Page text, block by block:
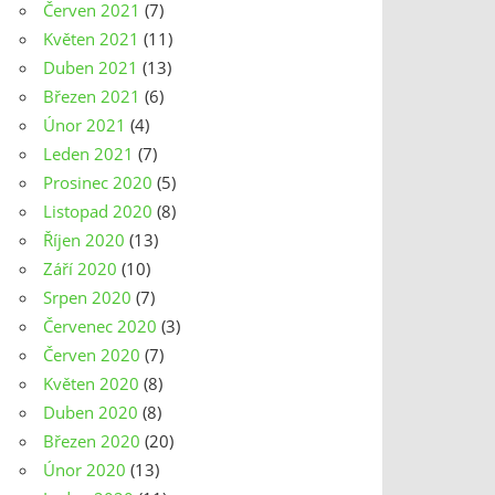
Červen 2021 (7)
Květen 2021 (11)
Duben 2021 (13)
Březen 2021 (6)
Únor 2021 (4)
Leden 2021 (7)
Prosinec 2020 (5)
Listopad 2020 (8)
Říjen 2020 (13)
Září 2020 (10)
Srpen 2020 (7)
Červenec 2020 (3)
Červen 2020 (7)
Květen 2020 (8)
Duben 2020 (8)
Březen 2020 (20)
Únor 2020 (13)